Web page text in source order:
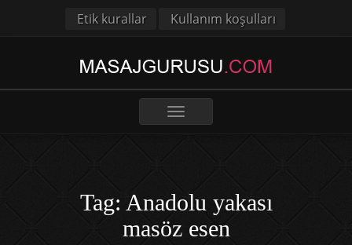
Etik kurallar Kullanım koşulları
Toggle
Tag: Anadolu yakası
masöz esen